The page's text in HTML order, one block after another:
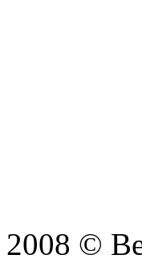
2008 ©